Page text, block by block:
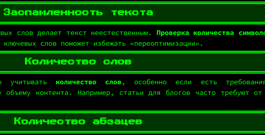
Заспамленность текста
слов делает текст неестественным. Проверка количества
слов поможет избежать «переоптимизации».
Количество слов
учитывать количество слов, особенно если есть
объему контента. Например, статьи для блогов часто требуют
Количество абзацев